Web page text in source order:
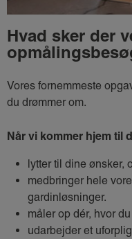
Hvad sker der
Vores fornemmeste
du drømmer om.
Når vi kommer hjem til
lytter til dine ønsker,
medbringer hele
gardinløsninger.
måler op dér, hvor
udarbejder et